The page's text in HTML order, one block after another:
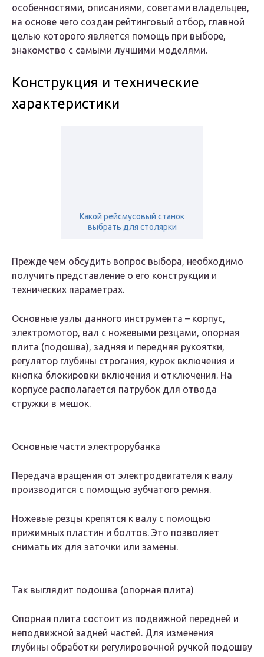
особенностями, описаниями, советами владельцев,
на основе чего создан рейтинговый отбор, главной
целью которого является помощь при выборе,
знакомство с самыми лучшими моделями.
Конструкция и технические
характеристики
Какой рейсмусовый станок
выбрать для столярки
Прежде чем обсудить вопрос выбора, необходимо
получить представление о его конструкции и
технических параметрах.
Основные узлы данного инструмента – корпус,
электромотор, вал с ножевыми резцами, опорная
плита (подошва), задняя и передняя рукоятки,
регулятор глубины строгания, курок включения и
кнопка блокировки включения и отключения. На
корпусе располагается патрубок для отвода
стружки в мешок.
Основные части электрорубанка
Передача вращения от электродвигателя к валу
производится с помощью зубчатого ремня.
Ножевые резцы крепятся к валу с помощью
прижимных пластин и болтов. Это позволяет
снимать их для заточки или замены.
Так выглядит подошва (опорная плита)
Опорная плита состоит из подвижной передней и
неподвижной задней частей. Для изменения
глубины обработки регулировочной ручкой подошву